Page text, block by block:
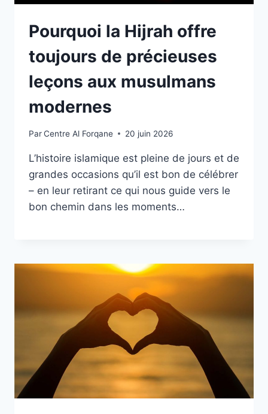
Pourquoi la Hijrah offre
toujours de précieuses
leçons aux musulmans
modernes
ParCentre Al Forqane 20 juin 2026
L’histoire islamique est pleine de jours et de
grandes occasions qu’il est bon de célébrer
– en leur retirant ce qui nous guide vers le
bon chemin dans les moments…